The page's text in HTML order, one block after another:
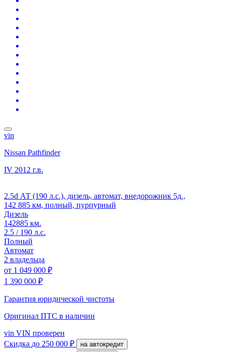
vin
Nissan Pathfinder
IV 2012 г.в.
2.5d АТ (190 л.с.), дизель, автомат, внедорожник 5д.,
142 885 км, полный, пурпурный
Дизель
142885 км.
2.5 / 190 л.с.
Полный
Автомат
2 владельца
от 1 049 000 ₽
1 390 000 ₽
Гарантия юридической чистоты
Оригинал ПТС в наличии
vin VIN проверен
Скидка до 250 000 ₽ на автокредит